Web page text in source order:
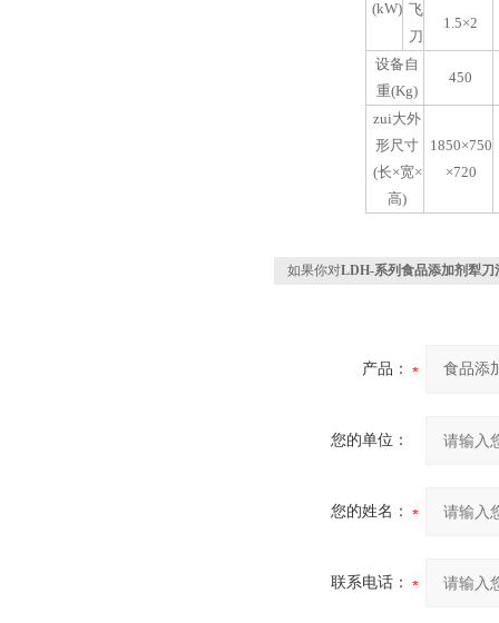
(kW)
飞
刀
1.5×2
设备自
重(Kg)
450
zui大外
形尺寸
(长×宽×
高)
1850×750
×720
如果你对LDH-系列食品添加剂犁刀
产品：
您的单位：
您的姓名：
联系电话：